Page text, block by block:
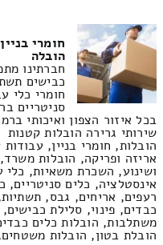
חומרי
הובלה
חברתינו
כבישים
חומרי כלי
סניטריים
בכל איזור הצפון ואיכותי
שירותי גרירה הובלות קטנות
הובלות, חומרי בניין,
אריזה ופריקה, הובלות
ושינוע, השכרת משאיות,
אינסטלציה, כלים סניטריים,
רעפים, אריחים, גבס,
כבדים, פינוי, סלילת
משתלבות, הובלות כלים
הובלת בטון, הובלות